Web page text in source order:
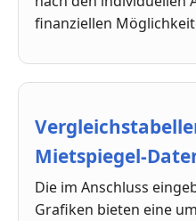
finanziellen
Mietspiegel-
Die im Anschluss
Grafiken bieten eine